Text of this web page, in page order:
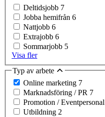
Deltidsjobb 7
Jobba hemifrån 6
Nattjobb 6
Extrajobb 6
Sommarjobb 5
Visa fler
Typ av arbete
Online marketing 7
Marknadsföring / PR 7
Promotion / Eventpersonal
Utbildning 2